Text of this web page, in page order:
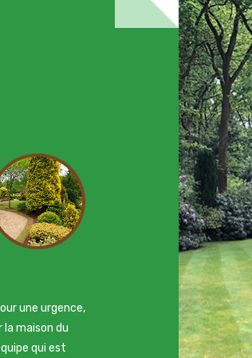
qui s'était
je ne savais
voisin j'ai
suis très
par une
Je
une urgence,
maison du
qui est